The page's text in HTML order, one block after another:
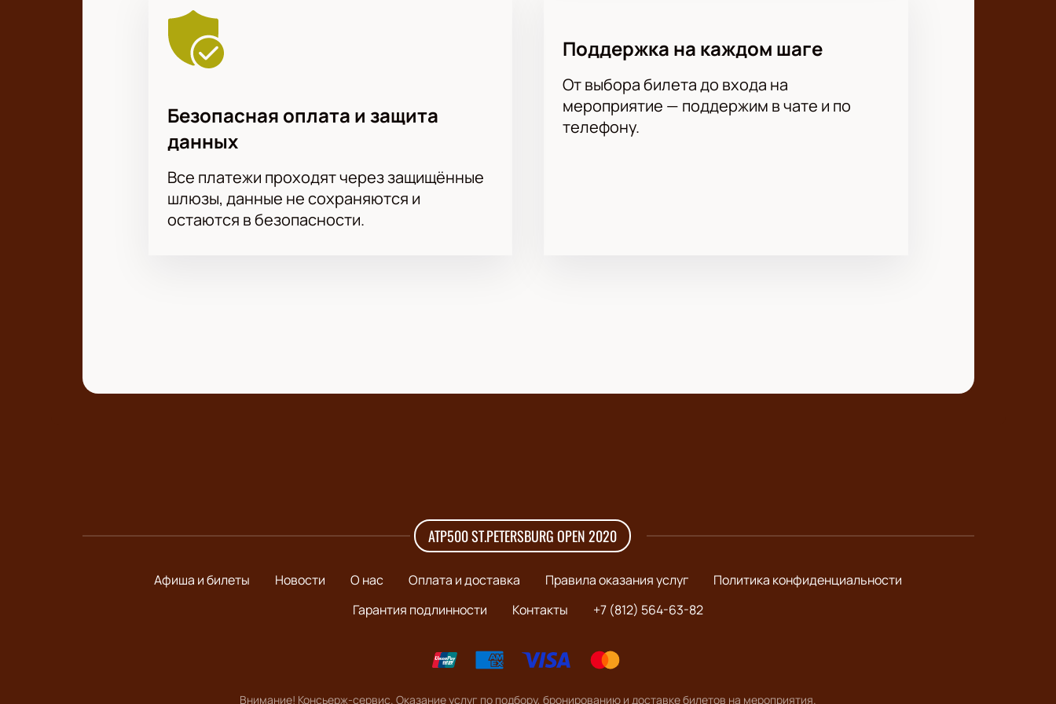
Безопасная оплата и защита
данных
Все платежи проходят через защищённые
шлюзы, данные не сохраняются и
остаются в безопасности.
Поддержка на каждом шаге
От выбора билета до входа на
мероприятие — поддержим в чате и по
телефону.
ATP500 ST.PETERSBURG OPEN 2020
Афиша и билеты Новости О нас Оплата и доставка Правила оказания услуг
Политика конфиденциальности
Гарантия подлинности
Контакты +7 (812) 564-63-82
Внимание! Консьерж-сервис. Оказание услуг по подбору, бронированию и доставке билетов на мероприятия.